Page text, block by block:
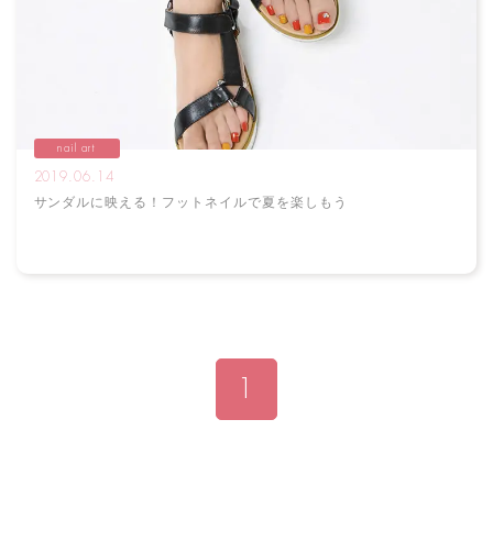
Copyright (C) naildiva. All Rights Reserved.
nail art
2019.06.14
サンダルに映える！フットネイルで夏を楽しもう
1